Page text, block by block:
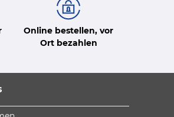
Online bestellen, vor
Ort bezahlen